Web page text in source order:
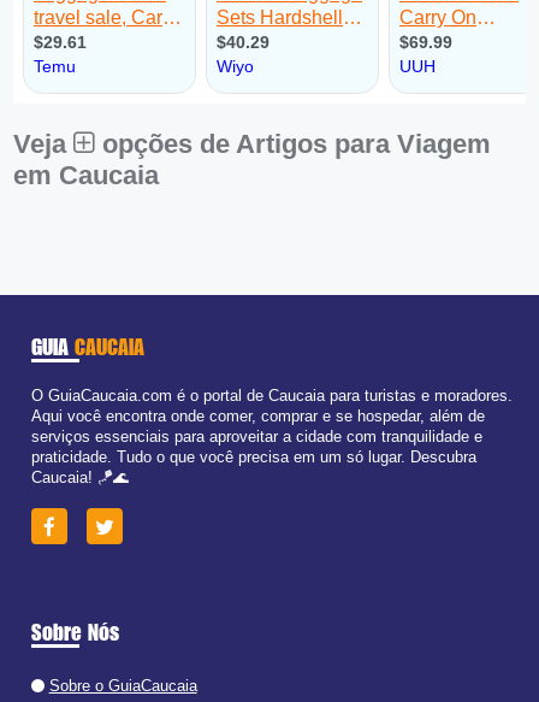
Veja
opções de Artigos para Viagem
em Caucaia
GUIA CAUCAIA
O GuiaCaucaia.com é o portal de Caucaia para turistas e moradores.
Aqui você encontra onde comer, comprar e se hospedar, além de
serviços essenciais para aproveitar a cidade com tranquilidade e
praticidade. Tudo o que você precisa em um só lugar. Descubra
Caucaia! 🪁🌊
Sobre Nós
Sobre o GuiaCaucaia